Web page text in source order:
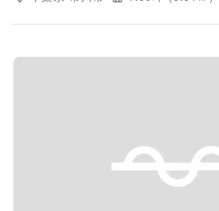
Previous slide